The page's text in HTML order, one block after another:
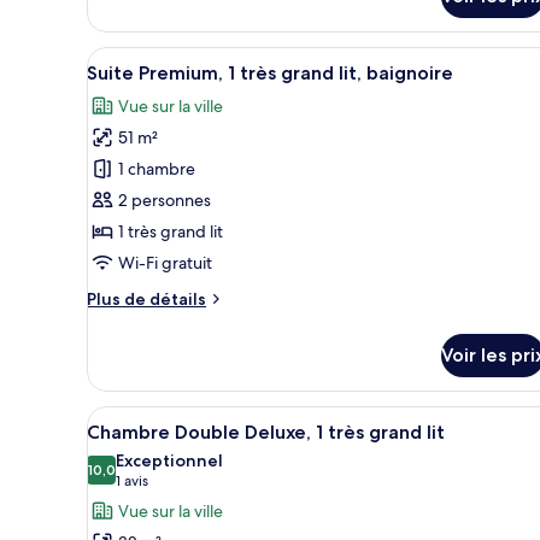
Room
Super
King
Room
Afficher
toutes
les
photos
pour
ce
type
de
chambre :
Suite
très
grand
lit,
baignoire
Une chambre d’hôtel avec
9
Suite Premium, 1 très grand lit, baignoire
Vue sur la ville
51 m²
1 chambre
2 personnes
1 très grand lit
Wi-Fi gratuit
Plus de détails
Plus
le
type
de
chambre
Suite
Premium,
Voir les
Afficher
toutes
les
photos
pour
Une chambre d’hôtel avec
6
Chambre Double Deluxe, 1 très grand lit
10,010,0 sur 10
Exceptionnel
1 avis
(1 avis)
Vue sur la ville